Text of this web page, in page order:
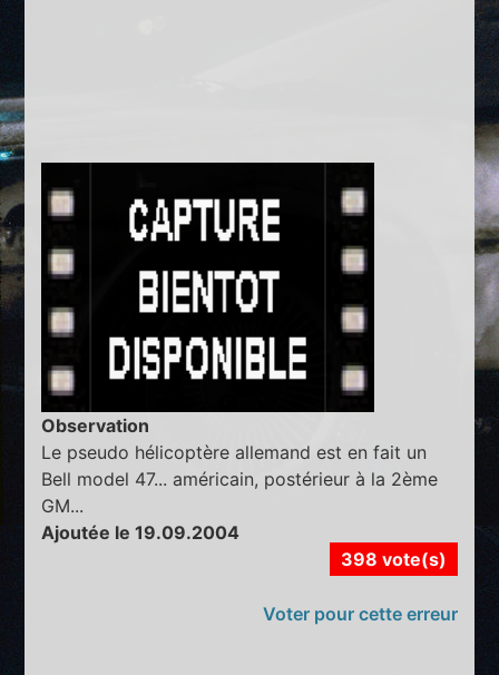
Observation
Le pseudo hélicoptère allemand est en fait un
Bell model 47... américain, postérieur à la 2ème
GM...
Ajoutée le 19.09.2004
398 vote(s)
Voter pour cette erreur